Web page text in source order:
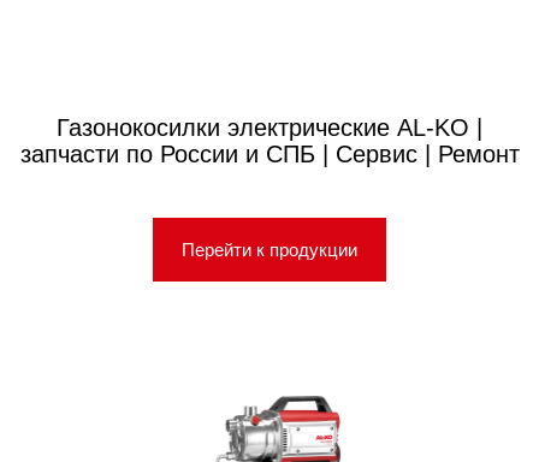
Газонокосилки электрические AL-KO |
запчасти по России и СПБ | Сервис | Ремонт
Перейти к продукции